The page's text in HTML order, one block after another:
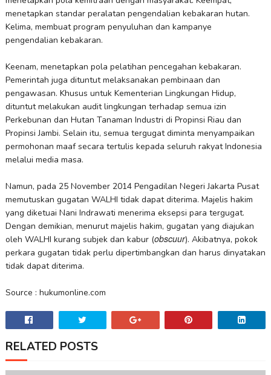
menetapkan standar peralatan pengendalian kebakaran hutan.
Kelima, membuat program penyuluhan dan kampanye
pengendalian kebakaran.
Keenam, menetapkan pola pelatihan pencegahan kebakaran.
Pemerintah juga dituntut melaksanakan pembinaan dan
pengawasan. Khusus untuk Kementerian Lingkungan Hidup,
dituntut melakukan audit lingkungan terhadap semua izin
Perkebunan dan Hutan Tanaman Industri di Propinsi Riau dan
Propinsi Jambi. Selain itu, semua tergugat diminta menyampaikan
permohonan maaf secara tertulis kepada seluruh rakyat Indonesia
melalui media masa.
Namun, pada 25 November 2014 Pengadilan Negeri Jakarta Pusat
memutuskan gugatan WALHI tidak dapat diterima. Majelis hakim
yang diketuai Nani Indrawati menerima eksepsi para tergugat.
Dengan demikian, menurut majelis hakim, gugatan yang diajukan
oleh WALHI kurang subjek dan kabur (obscuur). Akibatnya, pokok
perkara gugatan tidak perlu dipertimbangkan dan harus dinyatakan
tidak dapat diterima.
Source : hukumonline.com
RELATED POSTS